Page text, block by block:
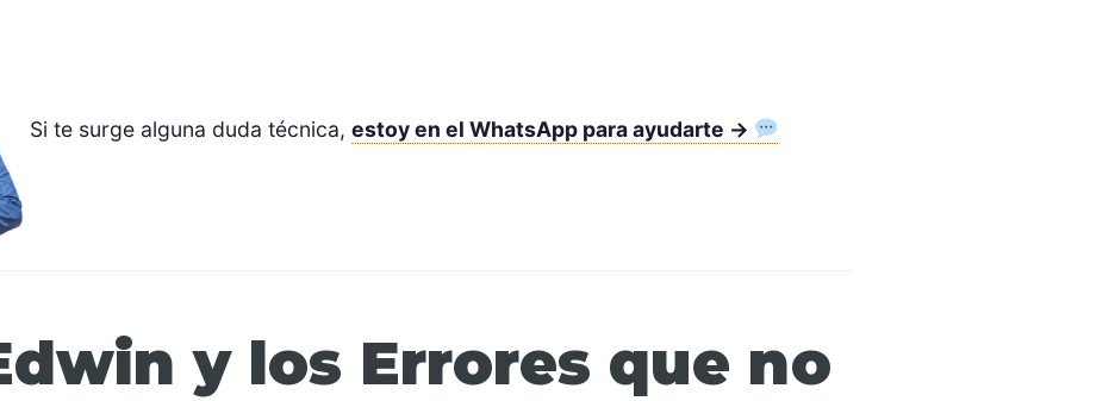
Si te surge alguna duda técnica, estoy en el WhatsApp para ayudarte →
y los Errores que no